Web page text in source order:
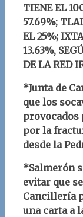
TIENE EL
57.69%;
EL 25%;
13.63%,
DE LA RED
*Junta de
que los
provocados
por la
desde la
*Salmerón
evitar que
Cancillería
una carta a